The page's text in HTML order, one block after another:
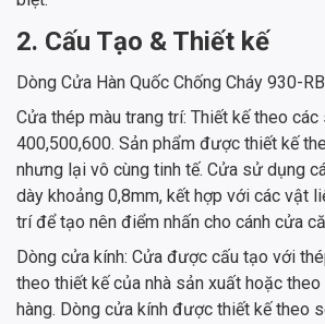
2. Cấu Tạo & Thiết kế
Dòng Cửa Hàn Quốc Chống Cháy 930-
Cửa thép màu trang trí: Thiết kế theo
400,500,600. Sản phẩm được thiết kế
nhưng lại vô cùng tinh tế. Cửa sử dụng
dày khoảng 0,8mm, kết hợp với các vật
trí để tạo nên điểm nhấn cho cánh cửa
Dòng cửa kính: Cửa được cấu tạo với
theo thiết kế của nhà sản xuất hoặc
hàng. Dòng cửa kính được thiết kế theo